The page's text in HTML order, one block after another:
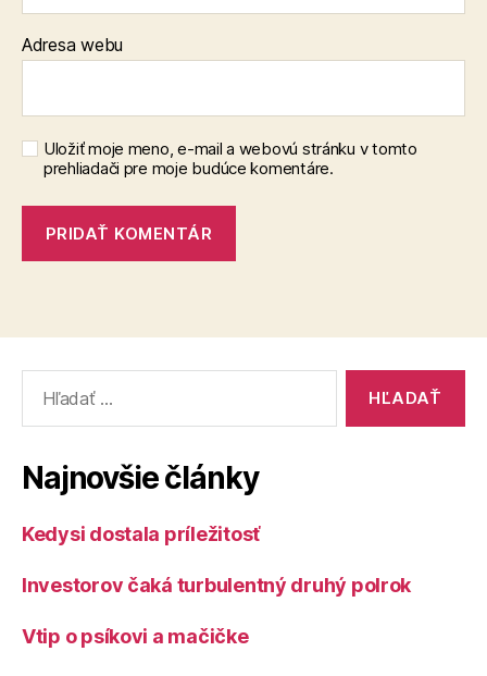
Adresa webu
Uložiť moje meno, e-mail a webovú stránku v tomto
prehliadači pre moje budúce komentáre.
Najnovšie články
Kedysi dostala príležitosť
Investorov čaká turbulentný druhý polrok
Vtip o psíkovi a mačičke